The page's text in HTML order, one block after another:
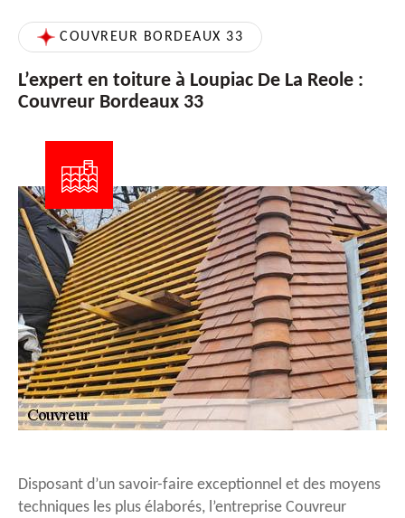
COUVREUR BORDEAUX 33
L’expert en toiture à Loupiac De La Reole :
Couvreur Bordeaux 33
Disposant d’un savoir-faire exceptionnel et des moyens
techniques les plus élaborés, l’entreprise Couvreur